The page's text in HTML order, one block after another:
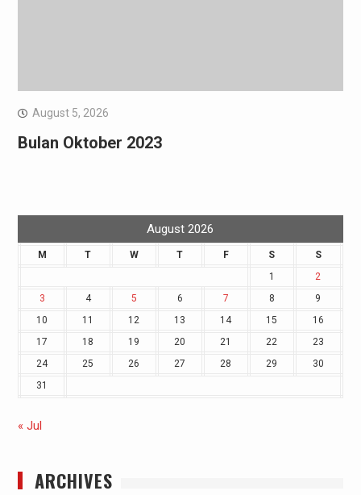
August 5, 2026
Bulan Oktober 2023
August 2026
M T W T F S
S
1
2
3
4 5 6 7 8
9
10
11 12 13 14 15
16
17
18 19 20 21 22
23
24
25 26 27 28 29
30
31
« Jul
ARCHIVES